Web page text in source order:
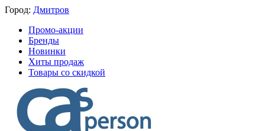
Город: Дмитров
Промо-акции
Бренды
Новинки
Хиты продаж
Товары со скидкой